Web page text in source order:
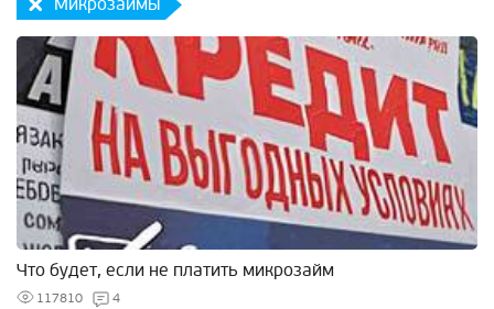
Микрозаймы
Что будет, если не платить микрозайм
117810 4